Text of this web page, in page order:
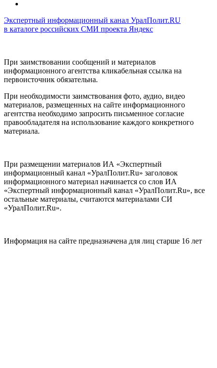
Экспертный информационный канал УралПолит.RU
в каталоге российских СМИ проекта Яндекс
При заимствовании сообщений и материалов
информационного агентства кликабельная ссылка на
первоисточник обязательна.
При необходимости заимствования фото, аудио, видео
материалов, размещенных на сайте информационного
агентства необходимо запросить письменное согласие
правообладателя на использование каждого конкретного
материала.
При размещении материалов ИА «Экспертный
информационный канал «УралПолит.Ru» заголовок
информационного материал начинается со слов ИА
«Экспертный информационный канал «УралПолит.Ru», все
остальные материалы, считаются материалами СИ
«УралПолит.Ru».
Информация на сайте предназначена для лиц старше 16 лет